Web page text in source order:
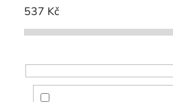
í
p
o
d
537 Kč